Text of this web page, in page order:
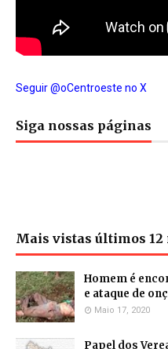
Seguir @oCentroeste no X
Siga nossas páginas
Mais vistas últimos 12
Homem é
e ataque de
Maio 17, 2020
Papel dos